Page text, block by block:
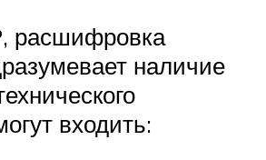
расшифровка
наличие
входить: